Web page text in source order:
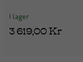
I lager
3 619,00 Kr